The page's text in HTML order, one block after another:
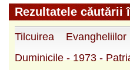
Rezultatele căutării
Tilcuirea
Duminicile - 1973 -